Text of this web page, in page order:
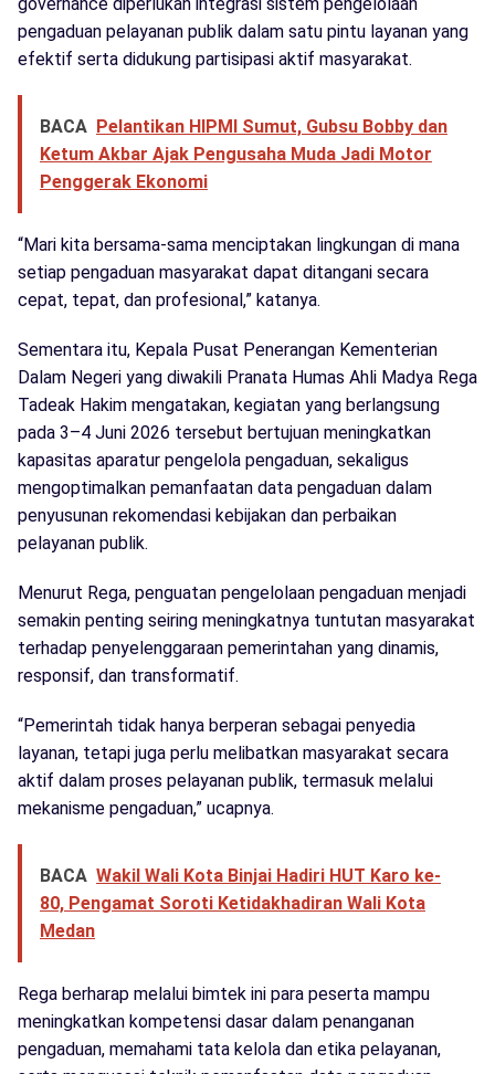
governance diperlukan integrasi sistem pengelolaan
pengaduan pelayanan publik dalam satu pintu layanan yang
efektif serta didukung partisipasi aktif masyarakat.
BACA Pelantikan HIPMI Sumut, Gubsu Bobby dan
Ketum Akbar Ajak Pengusaha Muda Jadi Motor
Penggerak Ekonomi
“Mari kita bersama-sama menciptakan lingkungan di mana
setiap pengaduan masyarakat dapat ditangani secara
cepat, tepat, dan profesional,” katanya.
Sementara itu, Kepala Pusat Penerangan Kementerian
Dalam Negeri yang diwakili Pranata Humas Ahli Madya Rega
Tadeak Hakim mengatakan, kegiatan yang berlangsung
pada 3–4 Juni 2026 tersebut bertujuan meningkatkan
kapasitas aparatur pengelola pengaduan, sekaligus
mengoptimalkan pemanfaatan data pengaduan dalam
penyusunan rekomendasi kebijakan dan perbaikan
pelayanan publik.
Menurut Rega, penguatan pengelolaan pengaduan menjadi
semakin penting seiring meningkatnya tuntutan masyarakat
terhadap penyelenggaraan pemerintahan yang dinamis,
responsif, dan transformatif.
“Pemerintah tidak hanya berperan sebagai penyedia
layanan, tetapi juga perlu melibatkan masyarakat secara
aktif dalam proses pelayanan publik, termasuk melalui
mekanisme pengaduan,” ucapnya.
BACA Wakil Wali Kota Binjai Hadiri HUT Karo ke-
80, Pengamat Soroti Ketidakhadiran Wali Kota
Medan
Rega berharap melalui bimtek ini para peserta mampu
meningkatkan kompetensi dasar dalam penanganan
pengaduan, memahami tata kelola dan etika pelayanan,